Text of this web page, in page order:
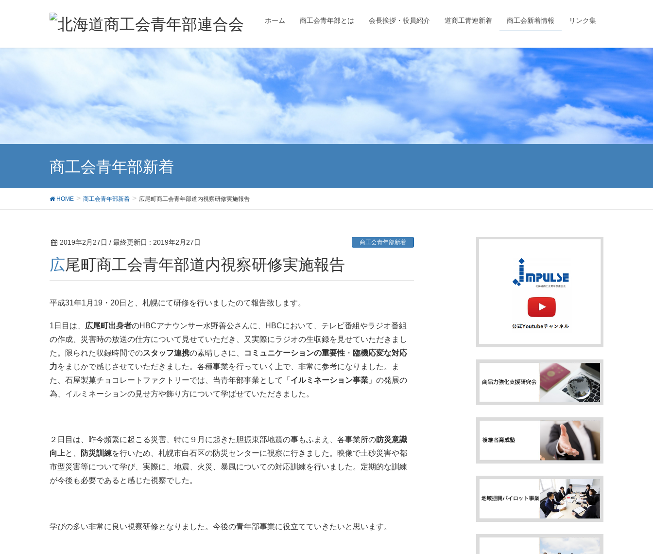
ホーム 商工会青年部とは 会長挨拶・役員紹介 道商工青連新着 商工会新着情報 リンク集
商工会青年部新着
HOME 商工会青年部新着 広尾町商工会青年部道内視察研修実施報告
2019年2月27日 / 最終更新日 : 2019年2月27日 商工会青年部新着
広尾町商工会青年部道内視察研修実施報告
平成31年1月19・20日と、札幌にて研修を行いましたのて報告致します。
1日目は、 広尾町出身者のHBCアナウンサー水野善公さんに、HBCにおいて、テレビ番組やラジオ番組
の作成、災害時の放送の仕方について見せていただき、又実際にラジオの生収録を見せていただきまし
た。限られた収録時間でのスタッフ連携の素晴しさに、 コミュニケーションの重要性 ・ 臨機応変な対応
力をまじかで感じさせていただきました。各種事業を行っていく上で、非常に参考になりました。ま
た、石屋製菓チョコレートファクトリーでは、当青年部事業として「 イルミネーション事業 」の発展の
為、イルミネーションの見せ方や飾り方について学ばせていただきました。
２日目は、昨今頻繁に起こる災害、特に９月に起きた胆振東部地震の事もふまえ、各事業所の防災意識
向上と、 防災訓練を行いため、札幌市白石区の防災センターに視察に行きました。映像で土砂災害や都
市型災害等について学び、実際に、地震、火災、暴風についての対応訓練を行いました。定期的な訓練
が今後も必要であると感じた視察でした。
学びの多い非常に良い視察研修となりました。今後の青年部事業に役立てていきたいと思います。